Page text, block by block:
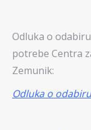
Odluka o
potrebe Centra
Zemunik:
Odluka o